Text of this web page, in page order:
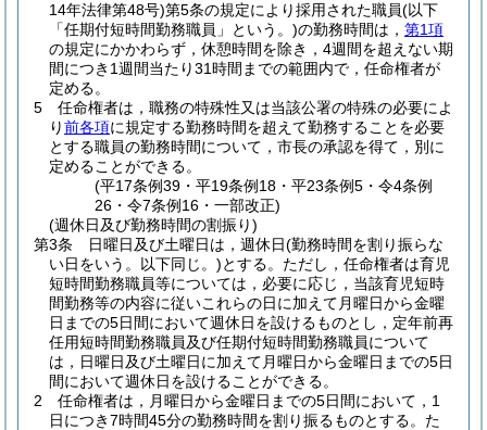
14年法律第48号)第5条の規定により採用された職員(以下
「任期付短時間勤務職員」という。)の勤務時間は， 第1項
の規定にかかわらず，休憩時間を除き，4週間を超えない期
間につき1週間当たり31時間までの範囲内で，任命権者が
定める。
5
任命権者は，職務の特殊性又は当該公署の特殊の必要によ
り前各項に規定する勤務時間を超えて勤務することを必要
とする職員の勤務時間について，市長の承認を得て，別に
定めることができる。
(平17条例39・平19条例18・平23条例5・令4条例
26・令7条例16・一部改正)
(週休日及び勤務時間の割振り)
第3条
日曜日及び土曜日は，週休日(勤務時間を割り振らな
い日をいう。以下同じ。)とする。 ただし，任命権者は育児
短時間勤務職員等については，必要に応じ，当該育児短時
間勤務等の内容に従いこれらの日に加えて月曜日から金曜
日までの5日間において週休日を設けるものとし，定年前再
任用短時間勤務職員及び任期付短時間勤務職員について
は，日曜日及び土曜日に加えて月曜日から金曜日までの5日
間において週休日を設けることができる。
2
任命権者は，月曜日から金曜日までの5日間において，1
日につき7時間45分の勤務時間を割り振るものとする。 た